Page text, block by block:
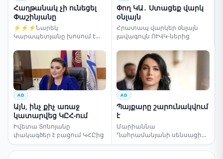
Հաղթանակ չի ունեցել
Փաշինյանը
⚡⚡⚡Նարեկ
Կարապետյանը խոսում է
Փող ԿԱ․ Ստացեք վարկ
օնլայն
Հրատապ վարկեր օնլայն
լավագույն ՈՒՎԿ-ներից
AD
Այն, ինչ քիչ առաջ
կատարվեց ԿԸՀ-ում
Իվետա Տոնոյանը
փակագծեր է բացում ԿՀԸից
AD
Պայքարը շարունակվում
է
Մարիաննա
Ղահրամանյանի սենսացիոն
կոչը